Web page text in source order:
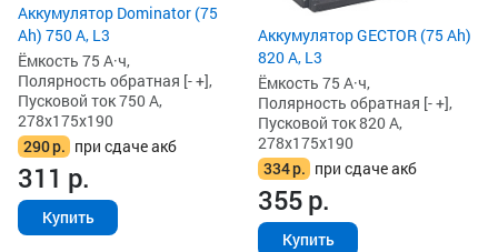
Аккумулятор Dominator (75
Ah) 750 А, L3
Ёмкость 75 А·ч,
Полярность обратная [- +],
Пусковой ток 750 А,
278x175x190
290р. при сдаче акб
311 р.
Купить
Аккумулятор GECTOR (75 Ah)
820 А, L3
Ёмкость 75 А·ч,
Полярность обратная [- +],
Пусковой ток 820 А,
278x175x190
334р. при сдаче акб
355р.
Купить